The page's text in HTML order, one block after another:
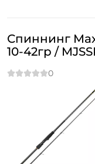
Спиннинг
10-42гр /